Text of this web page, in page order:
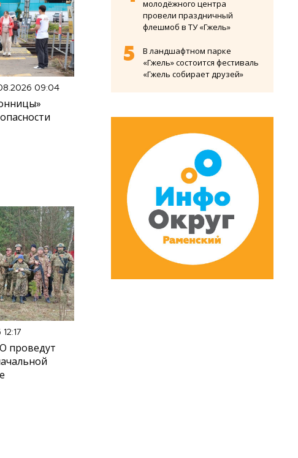
09:04
проведут
молодёжного центра
провели праздничный
флешмоб в ТУ «Гжель»
В ландшафтном парке
«Гжель» состоится фестиваль
«Гжель собирает друзей»